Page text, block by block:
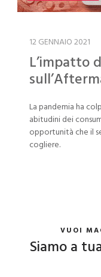
12 GENNAIO 2021
L’impatto
La pandemia ha
abitudini dei
opportunità che il
cogliere.
VUOI
Siamo a